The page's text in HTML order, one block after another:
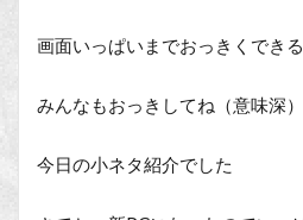
画面いっぱいまでおっきくでき
みんなもおっきしてね（意味深）
今日の小ネタ紹介でした